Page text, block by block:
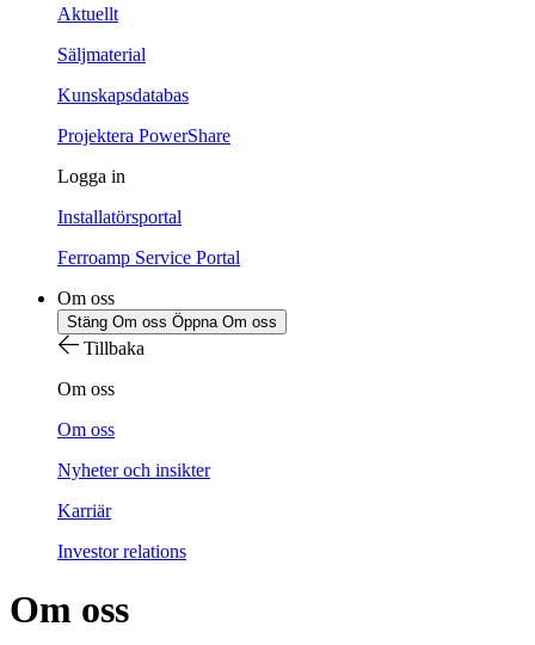
Aktuellt
Säljmaterial
Kunskapsdatabas
Projektera PowerShare
Logga in
Installatörsportal
Ferroamp Service Portal
Om oss
Stäng Om oss Öppna Om oss
Tillbaka
Om oss
Om oss
Nyheter och insikter
Karriär
Investor relations
Om oss